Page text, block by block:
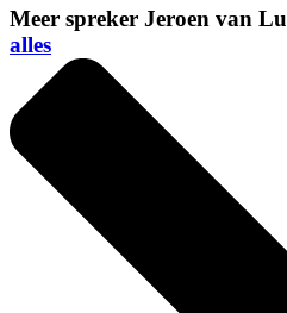
Meer spreker Jeroen van
alles